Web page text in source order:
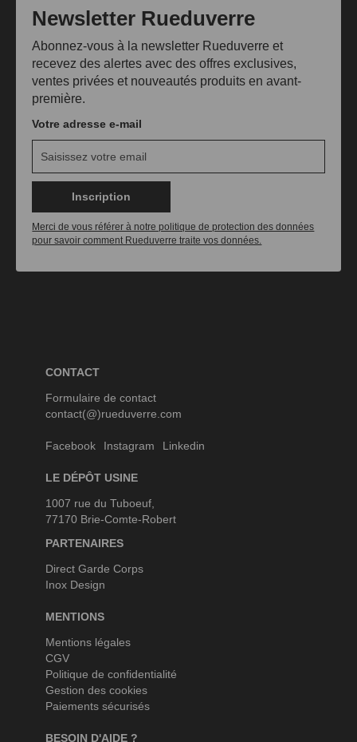
Newsletter Rueduverre
Abonnez-vous à la newsletter Rueduverre et
recevez des alertes avec des offres exclusives,
ventes privées et nouveautés produits en avant-
première.
Votre adresse e-mail
Inscription
Merci de vous référer à notre politique de protection des données
pour savoir comment Rueduverre traite vos données.
CONTACT
Formulaire de contact
contact(@)rueduverre.com
Facebook Instagram Linkedin
LE DÉPÔT USINE
1007 rue du Tuboeuf,
77170 Brie-Comte-Robert
PARTENAIRES
Direct Garde Corps
Inox Design
MENTIONS
Mentions légales
CGV
Politique de confidentialité
Gestion des cookies
Paiements sécurisés
BESOIN D'AIDE ?